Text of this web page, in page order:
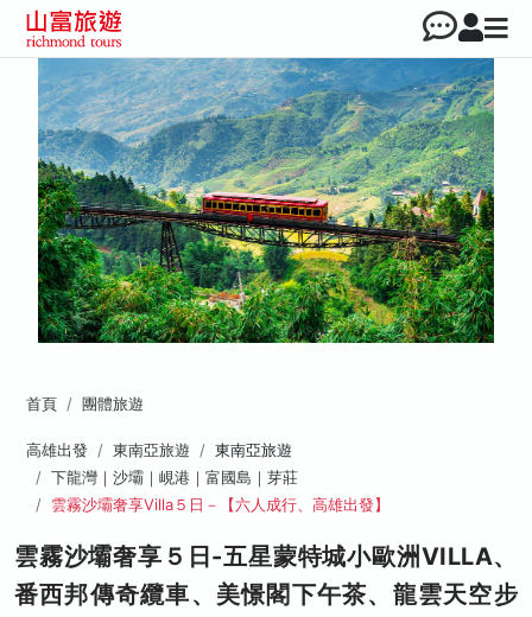
首頁 團體旅遊
高雄出發 東南亞旅遊
東南亞旅遊
下龍灣｜沙壩｜峴港｜富國島｜芽莊
雲霧沙壩奢享Villa５日－【六人成行、高雄出發】
雲霧沙壩奢享５日-五星蒙特城小歐洲VILLA、
番西邦傳奇纜車、美憬閣下午茶、龍雲天空步